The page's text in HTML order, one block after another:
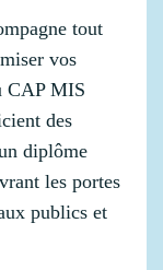
tout
vos
CAP MIS
des
diplôme
les portes
publics et